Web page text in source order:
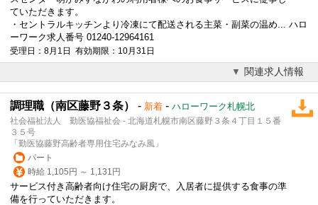
ていただきます。
・ セントラルキッチン より冷凍にて配送される主菜・副菜の温め... ハロ
ーワーク求人番号 01240-12964161
受理日：8月1日 有効期限：10月31日
関連求人情報
調理職（南区藤野３条） - 新着 - ハローワーク札幌北
社会福祉法人 勤医協福祉会 - 北海道札幌市南区藤野３条４丁目１５番
３５号
「勤医協藤野高齢者専用住宅みなみ風」
パート
時給 1,105円 ～ 1,131円
サービス付き高齢者向け住宅の厨房で、入居者に提供する食事の準
備を行っていただきます。